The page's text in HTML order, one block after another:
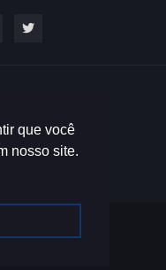
que você
nosso site.
CONTATO